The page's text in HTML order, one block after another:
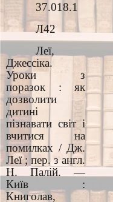
37.018.1
Л42
Леї,
Джессіка.
Уроки з
поразок : як
дозволити
дитині
пізнавати світ і
вчитися на
помилках / Дж.
Леї ; пер. з англ.
Н. Палій. —
Київ :
Книголав,